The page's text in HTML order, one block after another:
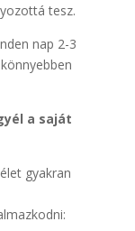
tesz.
nap 2-3
a saját
gyakran